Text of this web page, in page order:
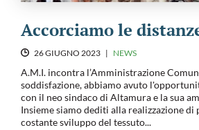
Accorciamo le
26 GIUGNO 2023 | NEWS
A.M.I. incontra l’Amministrazione
soddisfazione, abbiamo avuto
con il neo sindaco di Altamura e la sua
Insieme siamo dediti alla realizzazione
costante sviluppo del tessuto...